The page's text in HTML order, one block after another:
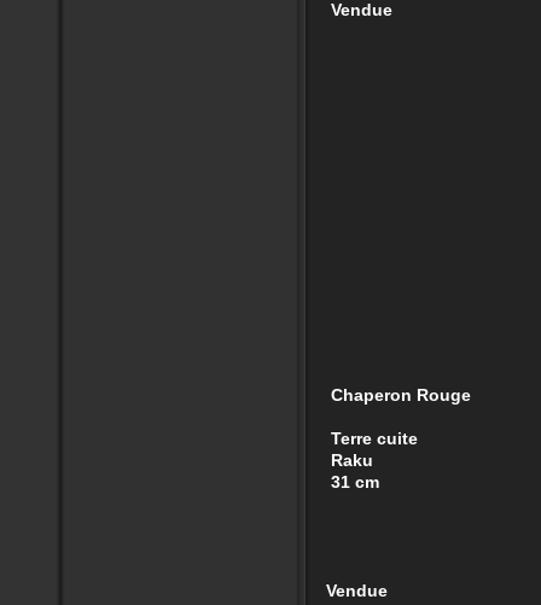
Vendue
Chaperon Rouge
Terre cuite
Raku
31 cm
Vendue